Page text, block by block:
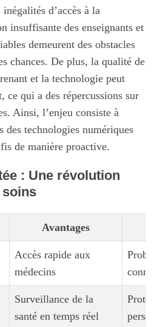
d’accès à la
insuffisante des enseignants et
demeurent des obstacles
chances. De plus, la qualité de
et la technologie peut
ce qui a des répercussions sur
Ainsi, l’enjeu consiste à
des technologies numériques
de manière proactive.
: Une révolution
soins
Avantages
Accès rapide aux
médecins
Surveillance de la
santé en temps réel